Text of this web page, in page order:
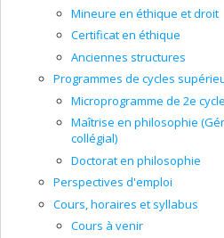
Mineure en éthique et droit
Certificat en éthique
Anciennes structures
Programmes de cycles
Microprogramme de 2e
Maîtrise en philosophie
collégial)
Doctorat en philosophie
Perspectives d'emploi
Cours, horaires et syllabus
Cours à venir